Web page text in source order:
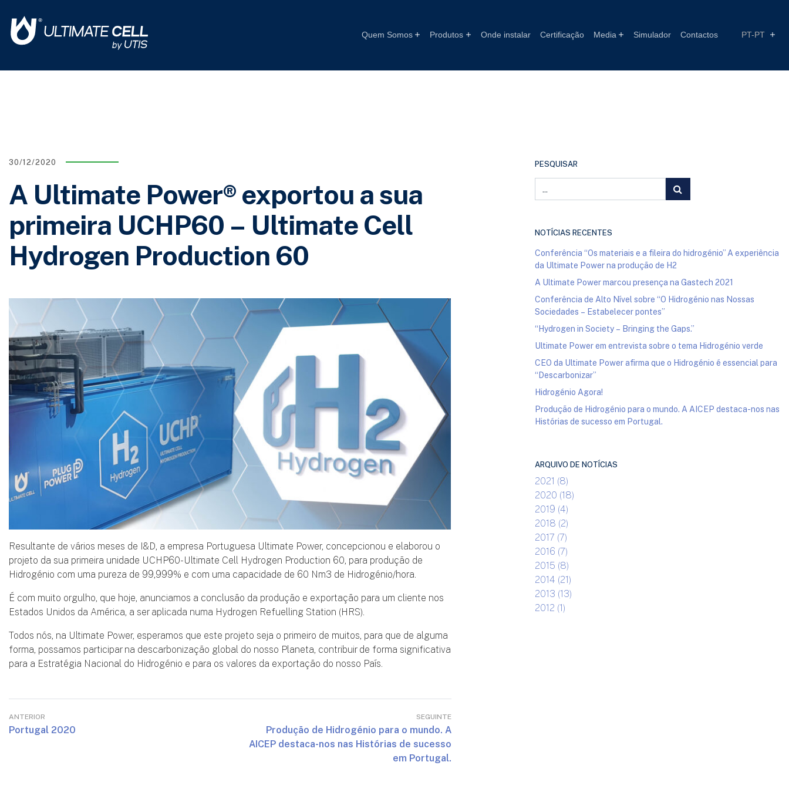
Quem Somos Produtos Onde instalar Certificação Media Simulador Contactos PT-PT
30/12/2020
A Ultimate Power® exportou a sua
primeira UCHP60 – Ultimate Cell
Hydrogen Production 60
Resultante de vários meses de I&D, a empresa Portuguesa Ultimate Power, concepcionou e elaborou o
projeto da sua primeira unidade UCHP60-Ultimate Cell Hydrogen Production 60, para produção de
Hidrogénio com uma pureza de 99,999% e com uma capacidade de 60 Nm3 de Hidrogénio/hora.
É com muito orgulho, que hoje, anunciamos a conclusão da produção e exportação para um cliente nos
Estados Unidos da América, a ser aplicada numa Hydrogen Refuelling Station (HRS).
Todos nós, na Ultimate Power, esperamos que este projeto seja o primeiro de muitos, para que de alguma
forma, possamos participar na descarbonização global do nosso Planeta, contribuir de forma significativa
para a Estratégia Nacional do Hidrogénio e para os valores da exportação do nosso País.
ANTERIOR
Portugal 2020
SEGUINTE
Produção de Hidrogénio para o mundo. A
AICEP destaca-nos nas Histórias de sucesso
em Portugal.
PESQUISAR
NOTÍCIAS RECENTES
Conferência “Os materiais e a fileira do hidrogénio” A experiência
da Ultimate Power na produção de H2
A Ultimate Power marcou presença na Gastech 2021
Conferência de Alto Nível sobre “O Hidrogénio nas Nossas
Sociedades – Estabelecer pontes”
“Hydrogen in Society – Bringing the Gaps.”
Ultimate Power em entrevista sobre o tema Hidrogénio verde
CEO da Ultimate Power afirma que o Hidrogénio é essencial para
“Descarbonizar”
Hidrogénio Agora!
Produção de Hidrogénio para o mundo. A AICEP destaca-nos nas
Histórias de sucesso em Portugal.
ARQUIVO DE NOTÍCIAS
2021 (8)
2020 (18)
2019 (4)
2018 (2)
2017 (7)
2016 (7)
2015 (8)
2014 (21)
2013 (13)
2012 (1)